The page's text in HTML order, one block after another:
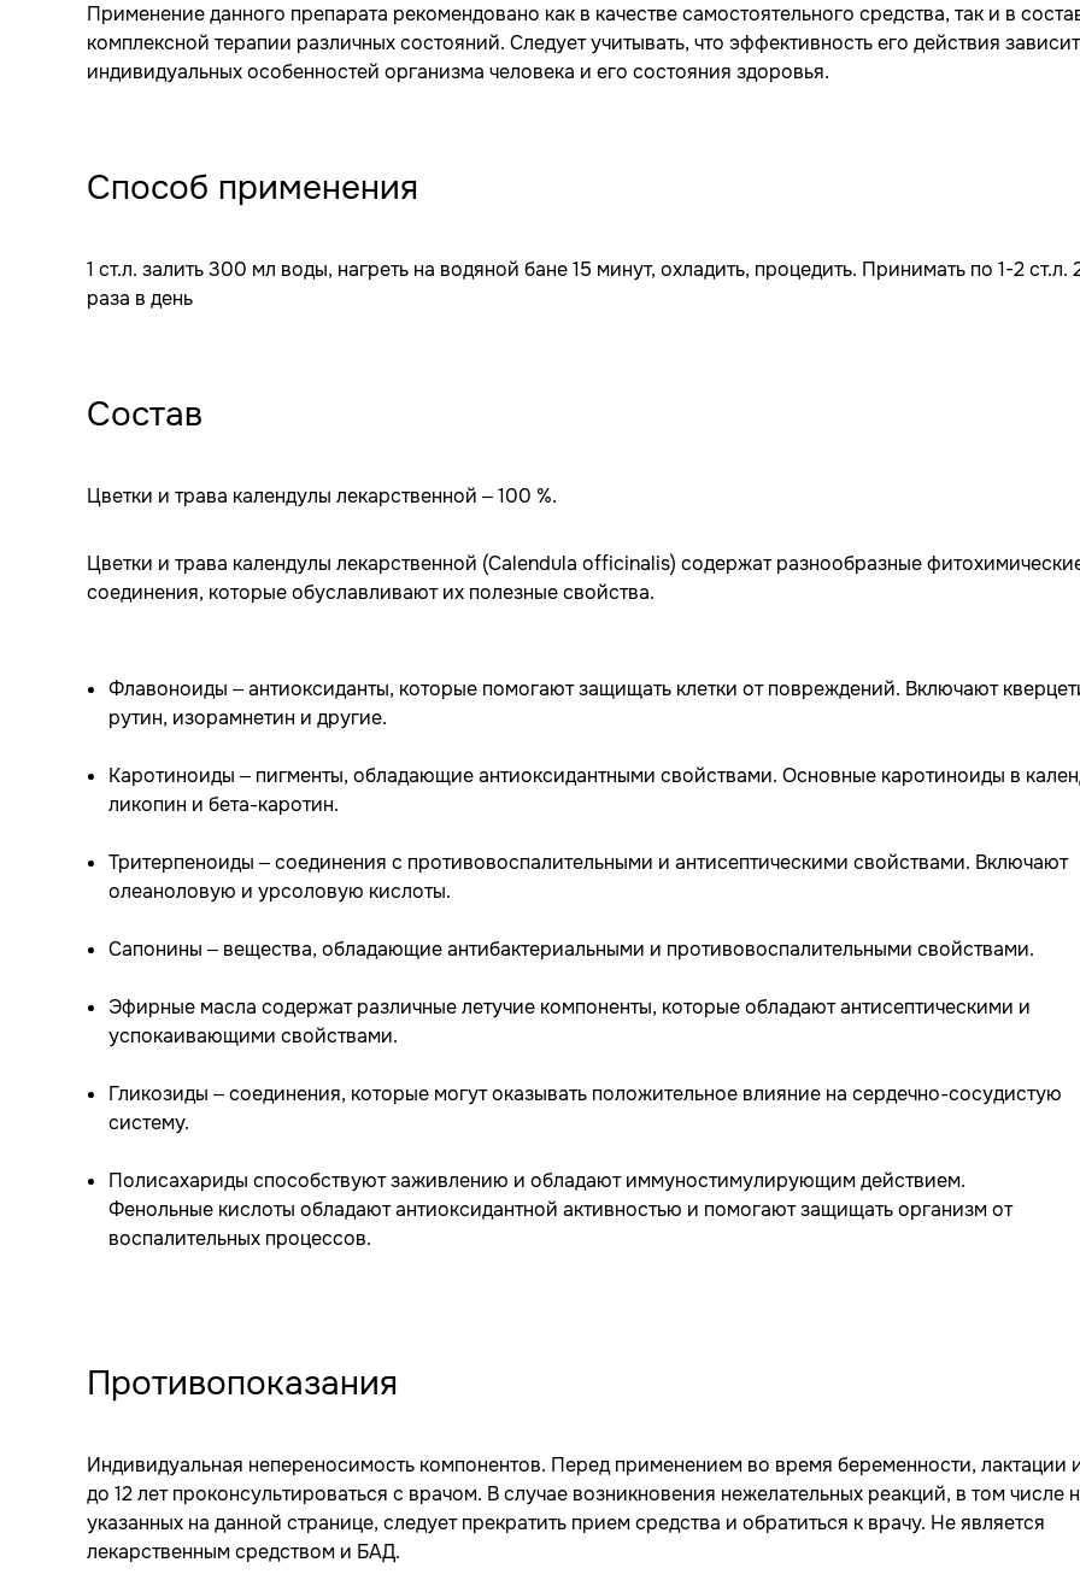
Применение данного препарата рекомендовано как в качестве самостоятельного средства, так и в
комплексной терапии различных состояний. Следует учитывать, что эффективность его действия
индивидуальных особенностей организма человека и его состояния здоровья.
Способ применения
1 ст.л. залить 300 мл воды, нагреть на водяной бане 15 минут, охладить, процедить. Принимать по 1-2 ст.л.
раза в день
Состав
Цветки и трава календулы лекарственной – 100 %.
Цветки и трава календулы лекарственной (Calendula officinalis) содержат разнообразные
соединения, которые обуславливают их полезные свойства.
Флавоноиды – антиоксиданты, которые помогают защищать клетки от повреждений. Включают
рутин, изорамнетин и другие.
Каротиноиды – пигменты, обладающие антиоксидантными свойствами. Основные каротиноиды в
ликопин и бета-каротин.
Тритерпеноиды – соединения с противовоспалительными и антисептическими свойствами. Включают
олеаноловую и урсоловую кислоты.
Сапонины – вещества, обладающие антибактериальными и противовоспалительными свойствами.
Эфирные масла содержат различные летучие компоненты, которые обладают антисептическими и
успокаивающими свойствами.
Гликозиды – соединения, которые могут оказывать положительное влияние на сердечно-сосудистую
систему.
Полисахариды способствуют заживлению и обладают иммуностимулирующим действием.
Фенольные кислоты обладают антиоксидантной активностью и помогают защищать организм от
воспалительных процессов.
Противопоказания
Индивидуальная непереносимость компонентов. Перед применением во время беременности, лактации
до 12 лет проконсультироваться с врачом. В случае возникновения нежелательных реакций, в том числе
указанных на данной странице, следует прекратить прием средства и обратиться к врачу. Не является
лекарственным средством и БАД.